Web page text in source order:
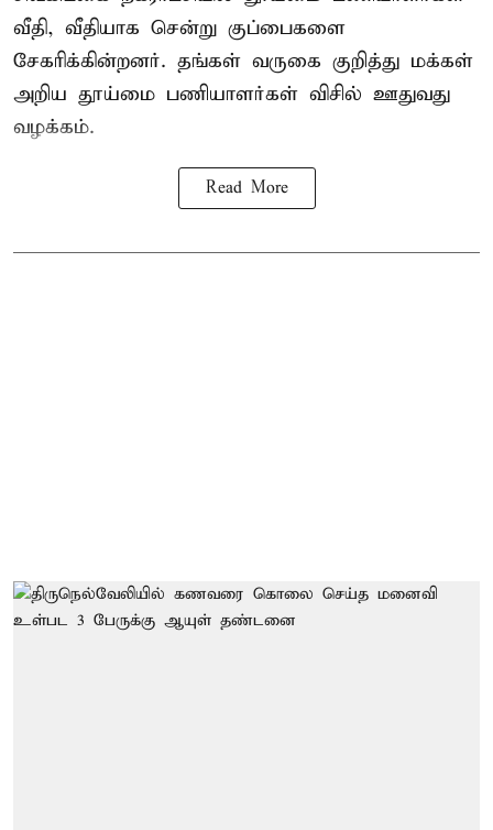
வீதி, வீதியாக சென்று குப்பைகளை
சேகரிக்கின்றனர். தங்கள் வருகை குறித்து மக்கள்
அறிய தூய்மை பணியாளர்கள் விசில் ஊதுவது
வழக்கம்.
Read More